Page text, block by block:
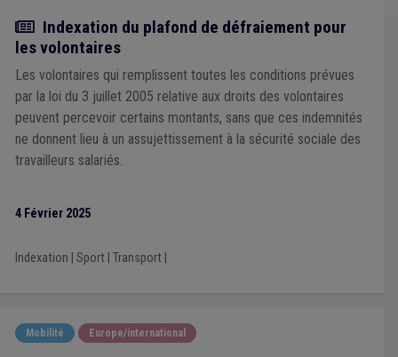
Actualité
Indexation du plafond de défraiement pour
les volontaires
Les volontaires qui remplissent toutes les conditions prévues
par la loi du 3 juillet 2005 relative aux droits des volontaires
peuvent percevoir certains montants, sans que ces indemnités
ne donnent lieu à un assujettissement à la sécurité sociale des
travailleurs salariés.
4 Février 2025
Indexation Sport| Transport|
Mobilité Europe/international